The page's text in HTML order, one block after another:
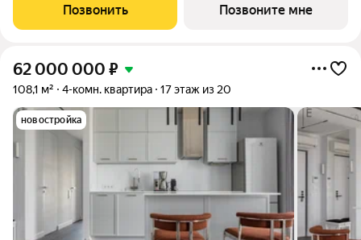
окна на улицу. Проект расположился в экологически чистом
районе Подмосковья
Позвонить Позвоните мне
62 000 000 ₽
108,1 м² 4-комн. квартира 17 этаж из 20
новостройка